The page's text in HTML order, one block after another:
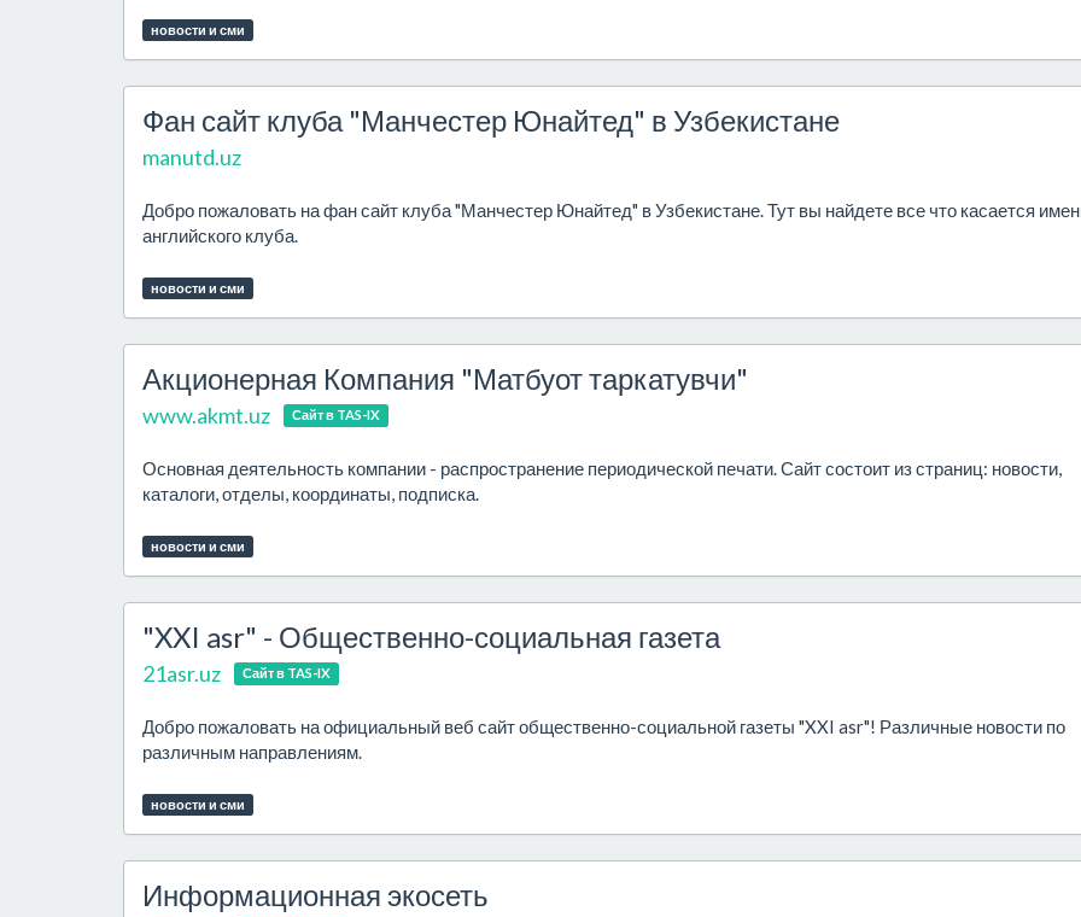
новости и сми
Фан сайт клуба "Манчестер Юнайтед" в Узбекистане
manutd.uz
Добро пожаловать на фан сайт клуба "Манчестер Юнайтед" в Узбекистане. Тут вы найдете все что касается
английского клуба.
новости и сми
Акционерная Компания "Матбуот таркатувчи"
www.akmt.uz Сайт в TAS-IX
Основная деятельность компании - распространение периодической печати. Сайт состоит из страниц: новости,
каталоги, отделы, координаты, подписка.
новости и сми
"XXI asr" - Общественно-социальная газета
21asr.uz Сайт в TAS-IX
Добро пожаловать на официальный веб сайт общественно-социальной газеты "XXI asr"! Различные новости по
различным направлениям.
новости и сми
Информационная экосеть